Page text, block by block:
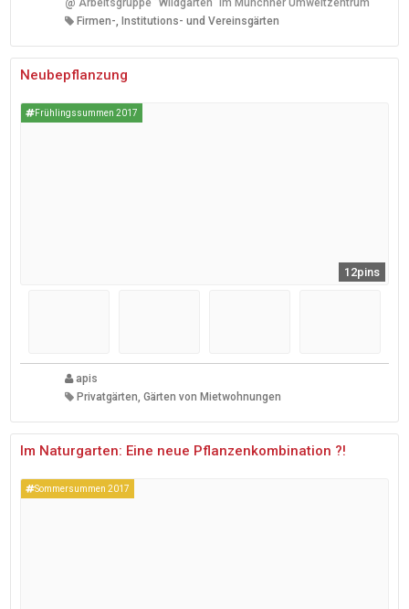
@ Arbeitsgruppe "Wildgarten" im Münchner Umweltzentrum
Firmen-, Institutions- und Vereinsgärten
Neubepflanzung
Frühlingssummen 2017
12pins
apis
Privatgärten, Gärten von Mietwohnungen
Im Naturgarten: Eine neue Pflanzenkombination ?!
Sommersummen 2017